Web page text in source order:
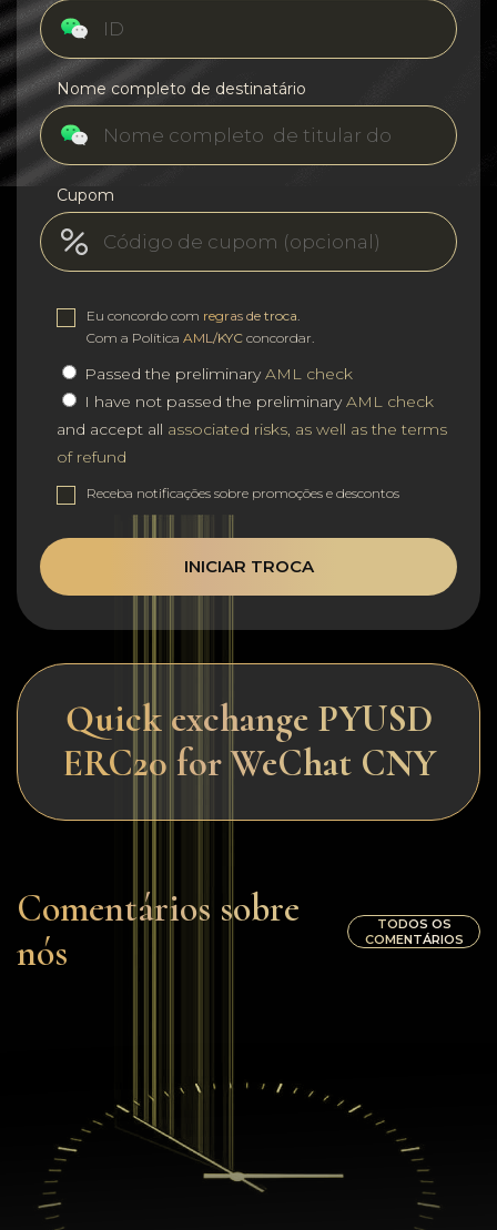
Nome completo de destinatário
Cupom
Eu concordo com regras de troca
Com a Política AML/KYC concordar.
Passed the preliminaryAML check
I have not passed the preliminaryAML check
and accept all associated risks, as well as the terms
of refund
Receba notificações sobre promoções e descontos
INICIAR TROCA
Quick exchange PYUSD
ERC20 for WeChat CNY
Comentários sobre
nós
TODOS OS
COMENTÁRIOS